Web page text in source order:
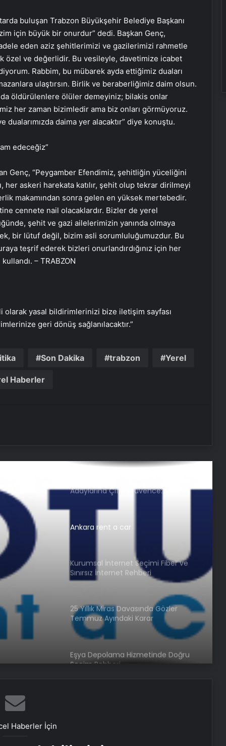
buluşan Trabzon Büyükşehir Belediye Başkanı
için büyük bir onurdur” dedi. Başkan Genç,
eden aziz şehitlerimizi ve gazilerimizi rahmetle
özel ve değerlidir. Bu vesileyle, davetimize icabet
Rabbim, bu mübarek ayda ettiğimiz duaları
ulaştırsın. Birlik ve beraberliğimiz daim olsun.
öldürülenlere ölüler demeyiniz; bilakis onlar
her zaman bizimledir ama biz onları görmüyoruz.
daima yer alacaktır” diye konuştu.
edeceğiz”
Genç, “Peygamber Efendimiz, şehitliğin yüceliğini
her askeri harekata katılır, şehit olup tekrar dirilmeyi
makamından sonra gelen en yüksek mertebedir.
cennete nail olacaklardır. Bizler de yerel
şehit ve gazi ailelerimizin yanında olmaya
bir lütuf değil, bizim asli sorumluluğumuzdur. Bu
teşrif ederek bizleri onurlandırdığınız için her
– TRABZON
olarak yasal bildirimlerinizi bize iletişim sayfası
geri dönüş sağlanılacaktır.”
Son Dakika trabzon Yerel
Haberler
Ortopodoloji İle Diyabetik Ayak
Yarası Tedavisi
Nasılnedir.com
Reklam Ajansı, SEO Ajansı ve Web
Tasarım Ajansı
Adaylarına Çifte Güvence: Sabit
Ankara rent a car
Kurumsal İnternet Seçimi Fiber ve
Sınırsız İnternet Rehberi
25 Yıllık Miras Davasında Gözler
Temmuz Ayındaki Karar
Duruşmasına Çevrildi
Eşya Depolama Hizmetinde Doğru
Seçim Rehberi
Haberler İçin